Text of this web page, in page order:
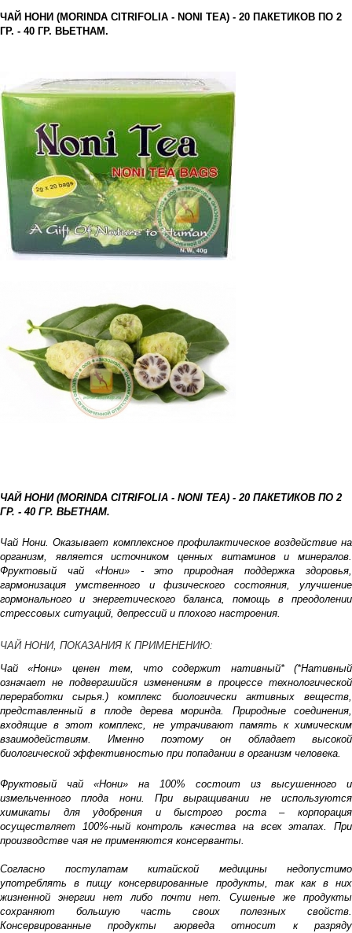
ЧАЙ НОНИ (MORINDA CITRIFOLIA - NONI TEA) - 20 ПАКЕТИКОВ ПО 2
ГР. - 40 ГР. ВЬЕТНАМ.
ЧАЙ НОНИ (MORINDA CITRIFOLIA - NONI TEA) - 20 ПАКЕТИКОВ ПО 2
ГР. - 40 ГР. ВЬЕТНАМ.
Чай Нони. Оказывает комплексное профилактическое воздействие на
организм, является источником ценных витаминов и минералов.
Фруктовый чай «Нони» - это природная поддержка здоровья,
гармонизация умственного и физического состояния, улучшение
гормонального и энергетического баланса, помощь в преодолении
стрессовых ситуаций, депрессий и плохого настроения.
ЧАЙ НОНИ, ПОКАЗАНИЯ К ПРИМЕНЕНИЮ:
Чай «Нони» ценен тем, что содержит нативный* (*Нативный
означает не подвергшийся изменениям в процессе технологической
переработки сырья.) комплекс биологически активных веществ,
представленный в плоде дерева моринда. Природные соединения,
входящие в этот комплекс, не утрачивают память к химическим
взаимодействиям. Именно поэтому он обладает высокой
биологической эффективностью при попадании в организм человека.
Фруктовый чай «Нони» на 100% состоит из высушенного и
измельченного плода нони. При выращивании не используются
химикаты для удобрения и быстрого роста – корпорация
осуществляет 100%-ный контроль качества на всех этапах. При
производстве чая не применяются консерванты.
Согласно постулатам китайской медицины недопустимо
употреблять в пищу консервированные продукты, так как в них
жизненной энергии нет либо почти нет. Сушеные же продукты
сохраняют большую часть своих полезных свойств.
Консервированные продукты аюрведа относит к разряду